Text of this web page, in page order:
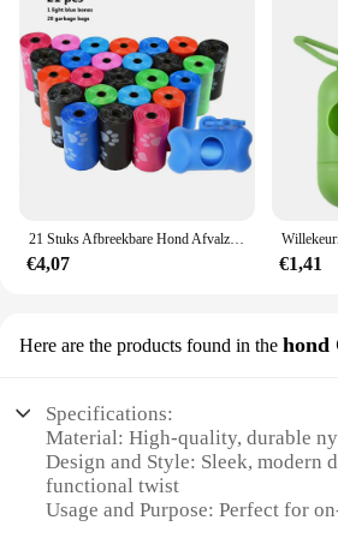
21 Stuks Afbreekbare Hond Afvalzak Voor Huisdieren Met Print Doggy Bag Afbreekbaar Huisdierafval Schone Poepzakjes Hond Up Schone Zak Dispenser
€4,07 €1,41
Here are the products found in the hond
Specifications:
Material: High-quality, durable
Design and Style: Sleek, modern
functional twist
Usage and Purpose: Perfect for